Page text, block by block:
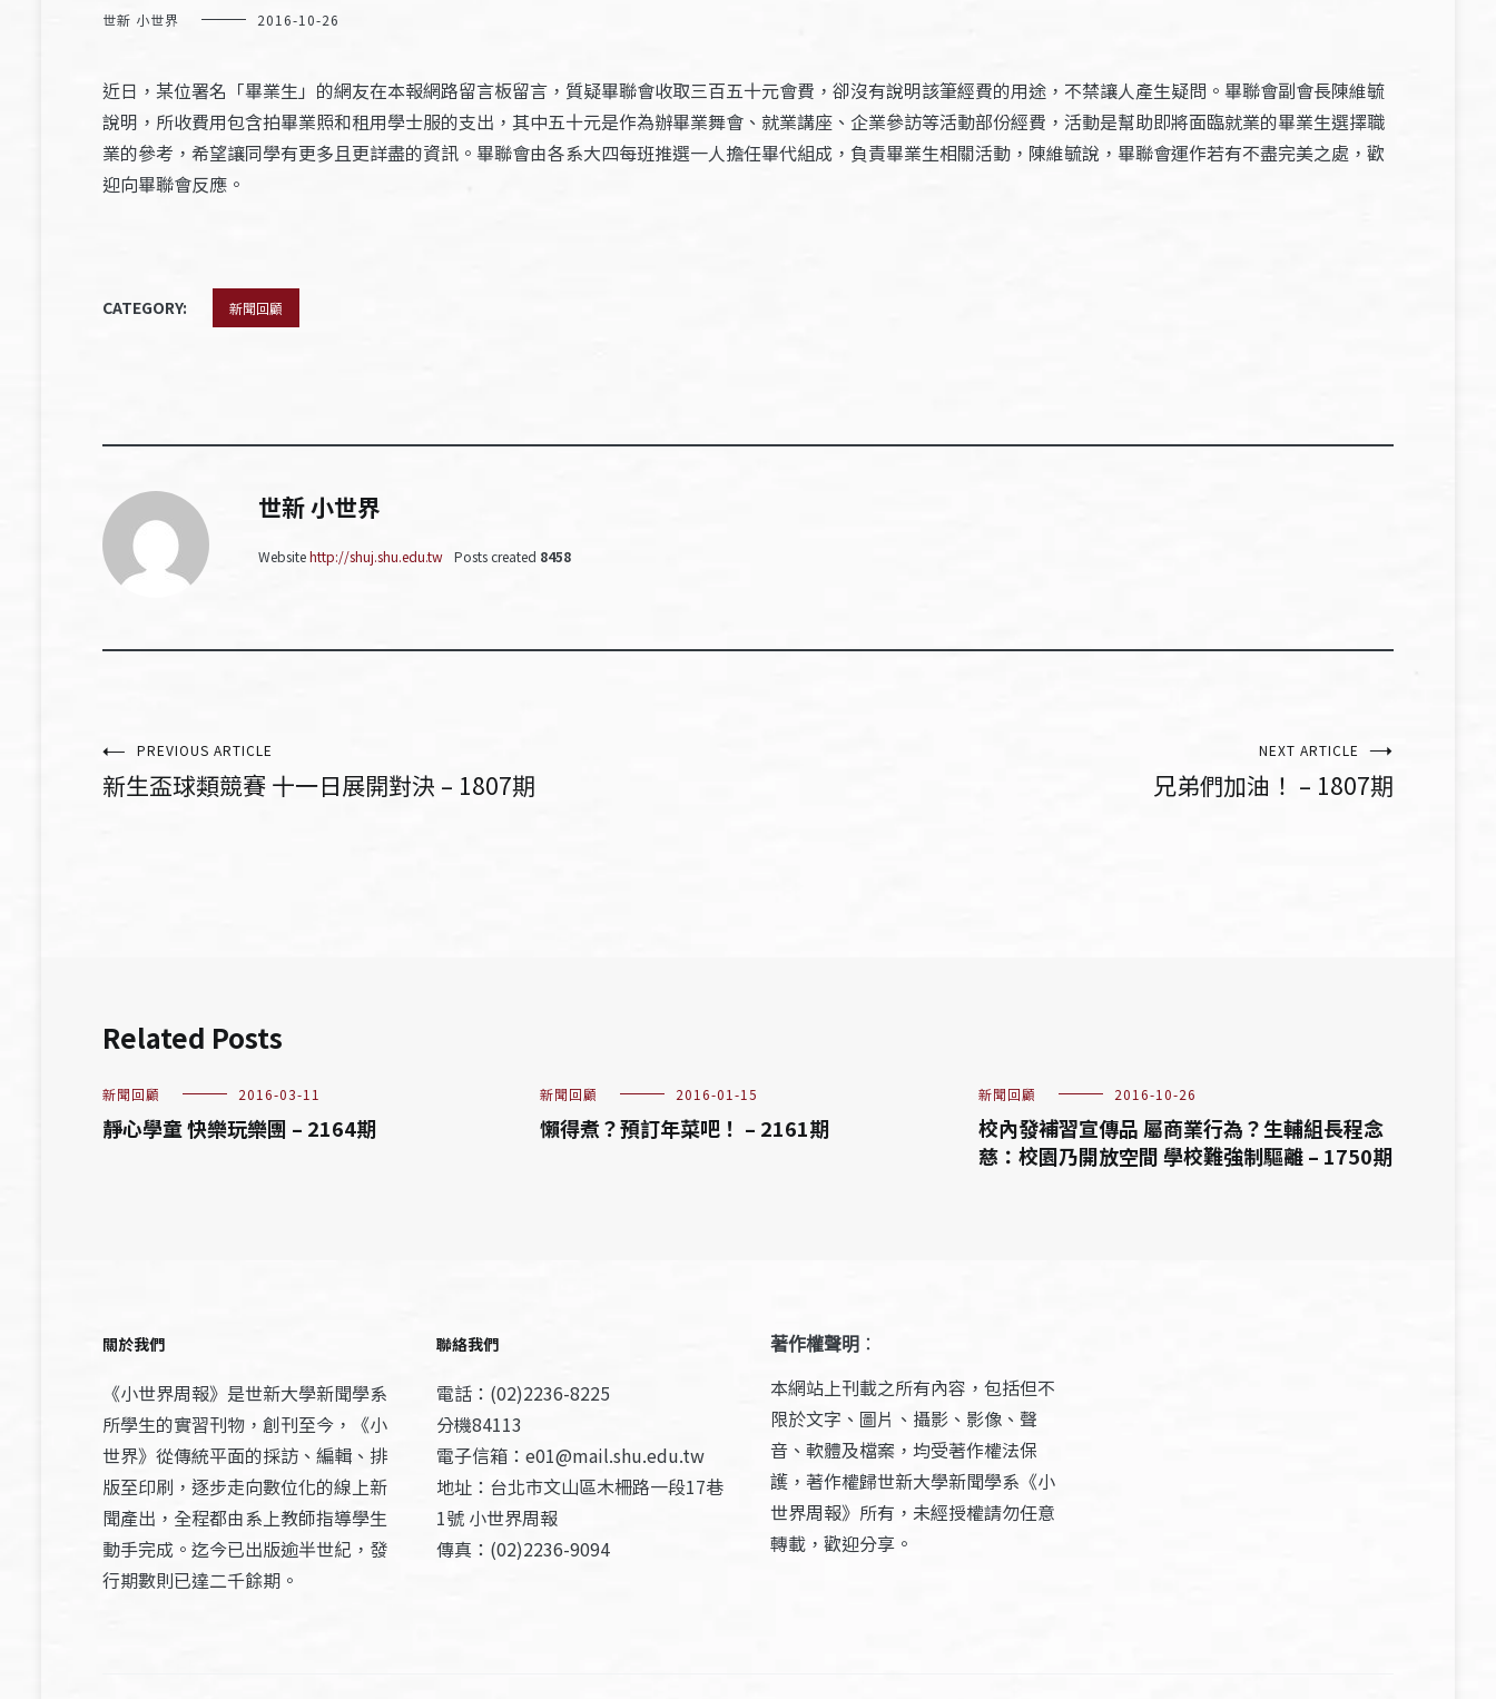
世新 小世界 2016-10-26
近日，某位署名「畢業生」的網友在本報網路留言板留言，質疑畢聯會收取三百五十元會費，卻沒有說明該筆經費的用途，不禁讓人產生疑問。畢聯會副會長陳維毓
說明，所收費用包含拍畢業照和租用學士服的支出，其中五十元是作為辦畢業舞會、就業講座、企業參訪等活動部份經費，活動是幫助即將面臨就業的畢業生選擇職
業的參考，希望讓同學有更多且更詳盡的資訊。畢聯會由各系大四每班推選一人擔任畢代組成，負責畢業生相關活動，陳維毓說，畢聯會運作若有不盡完美之處，歡
迎向畢聯會反應。
CATEGORY: 新聞回顧
世新 小世界
Websitehttp://shuj.shu.edu.tw Posts created 8458
文PREVIOUS ARTICLE
新生盃球類競賽 十一日展開對決 – 1807期
NEXT ARTICLE
兄弟們加油！ – 1807期
Related Posts
新聞回顧 2016-03-11
靜心學童 快樂玩樂團 – 2164期
新聞回顧 2016-01-15
懶得煮？預訂年菜吧！ – 2161期
新聞回顧 2016-10-26
校內發補習宣傳品 屬商業行為？生輔組長程念
慈：校園乃開放空間 學校難強制驅離 – 1750期
關於我們
《小世界周報》是世新大學新聞學系
所學生的實習刊物，創刊至今，《小
世界》從傳統平面的採訪、編輯、排
版至印刷，逐步走向數位化的線上新
聞產出，全程都由系上教師指導學生
動手完成。迄今已出版逾半世紀，發
行期數則已達二千餘期。
聯絡我們
電話：(02)2236-8225
分機84113
電子信箱：e01@mail.shu.edu.tw
地址：台北市文山區木柵路一段17巷
1號 小世界周報
傳真：(02)2236-9094
著作權聲明 ：
本網站上刊載之所有內容，包括但不
限於文字、圖片、攝影、影像、聲
音、軟體及檔案，均受著作權法保
護，著作權歸世新大學新聞學系《小
世界周報》所有，未經授權請勿任意
轉載，歡迎分享。